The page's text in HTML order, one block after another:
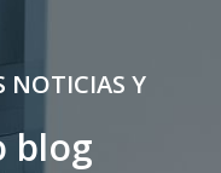
NOTICIAS Y
blog